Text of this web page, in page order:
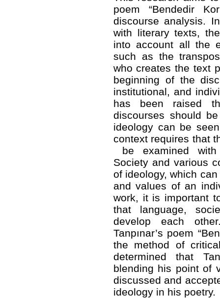
poem “Bendedir
discourse analysis.
with literary texts,
into account all the
such as the
who creates the text
beginning of the
institutional, and
has been raised
discourses should
ideology can be
context requires that
be examined with
Society and various
of ideology, which
and values of an
work, it is important
that language,
develop each
Tanpınar’s poem
the method of
determined that
blending his point of
discussed and
ideology in his poetry.